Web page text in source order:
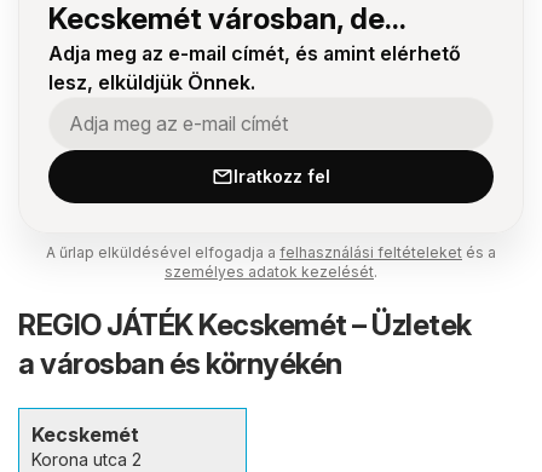
Kecskemét városban, de...
Adja meg az e-mail címét, és amint elérhető
lesz, elküldjük Önnek.
Iratkozz fel
A űrlap elküldésével elfogadja a felhasználási feltételeket és a
személyes adatok kezelését.
REGIO JÁTÉK Kecskemét – Üzletek
a városban és környékén
Kecskemét
Korona utca 2